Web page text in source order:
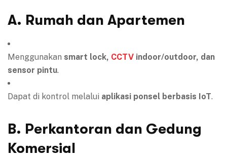
A. Rumah dan Apartemen
Menggunakan smart lock, CCTV indoor/outdoor, dan
sensor pintu.
Dapat di kontrol melalui aplikasi ponsel berbasis IoT.
B. Perkantoran dan Gedung
Komersial